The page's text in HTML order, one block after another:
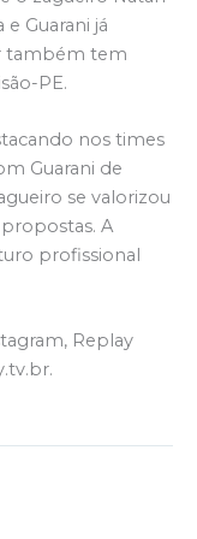
e Guarani já
também tem
PE.
nos times
Guarani de
se valorizou
A
profissional
Replay